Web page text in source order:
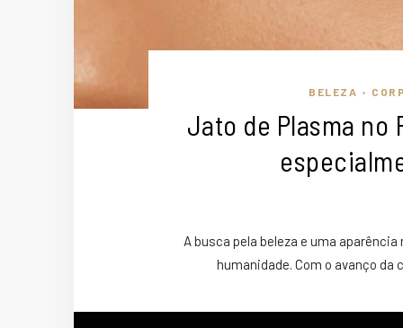
BELEZA •
Jato de Plasma no
A busca pela beleza e uma
humanidade. Com o avanço da